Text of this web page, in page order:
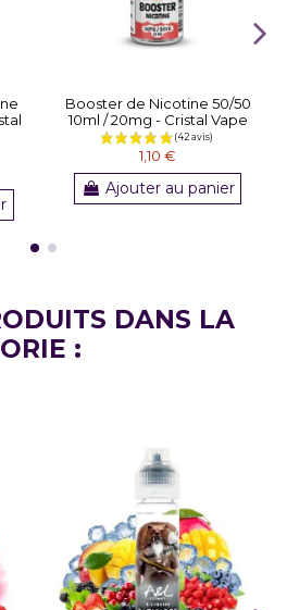
Booster de Nicotine 50/50
10ml / 20mg - Cristal Vape
1,10 €
Ajouter au panier
DANS LA
: